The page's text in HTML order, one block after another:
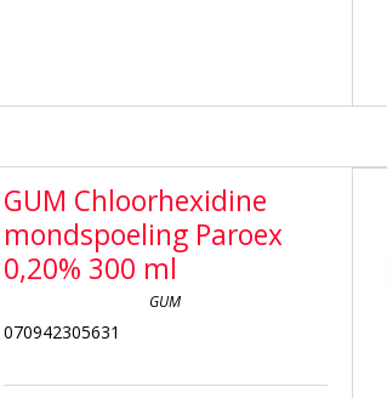
GUM Chloorhexidine
mondspoeling Paroex
0,20% 300 ml
GUM
070942305631